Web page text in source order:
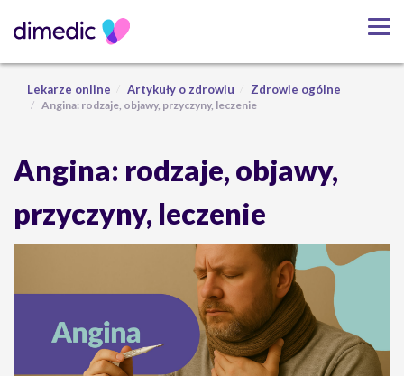
Lekarze online Artykuły o zdrowiu Zdrowie ogólne
Angina: rodzaje, objawy, przyczyny, leczenie
Angina: rodzaje, objawy,
przyczyny, leczenie